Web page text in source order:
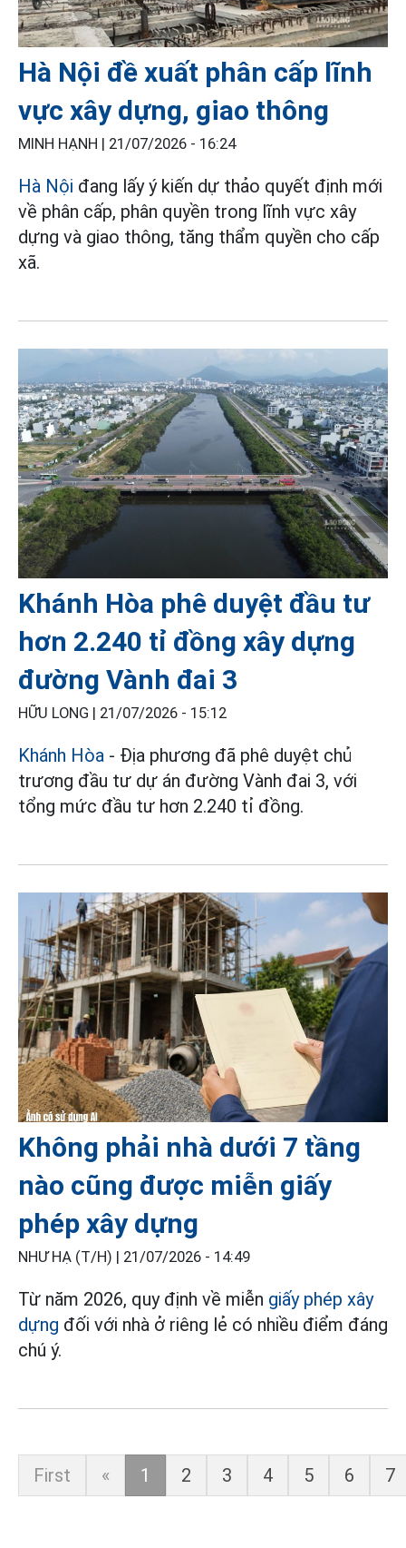
Hà Nội đề xuất phân cấp lĩnh
vực xây dựng, giao thông
MINH HẠNH | 21/07/2026 - 16:24
Hà Nội đang lấy ý kiến dự thảo quyết định mới
về phân cấp, phân quyền trong lĩnh vực xây
dựng và giao thông, tăng thẩm quyền cho cấp
xã.
Khánh Hòa phê duyệt đầu tư
hơn 2.240 tỉ đồng xây dựng
đường Vành đai 3
HỮU LONG | 21/07/2026 - 15:12
Khánh Hòa - Địa phương đã phê duyệt chủ
trương đầu tư dự án đường Vành đai 3, với
tổng mức đầu tư hơn 2.240 tỉ đồng.
Không phải nhà dưới 7 tầng
nào cũng được miễn giấy
phép xây dựng
NHƯ HẠ (T/H) | 21/07/2026 - 14:49
Từ năm 2026, quy định về miễn giấy phép xây
dựng đối với nhà ở riêng lẻ có nhiều điểm đáng
chú ý.
First « 1 2 3 4 5 6 7